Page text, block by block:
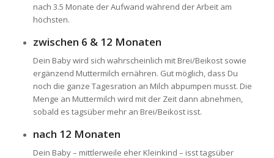
nach 3.5 Monate der Aufwand während der Arbeit am
höchsten.
zwischen 6 & 12 Monaten
Dein Baby wird sich wahrscheinlich mit Brei/Beikost sowie
ergänzend Muttermilch ernähren. Gut möglich, dass Du
noch die ganze Tagesration an Milch abpumpen musst. Die
Menge an Muttermilch wird mit der Zeit dann abnehmen,
sobald es tagsüber mehr an Brei/Beikost isst.
nach 12 Monaten
Dein Baby – mittlerweile eher Kleinkind – isst tagsüber